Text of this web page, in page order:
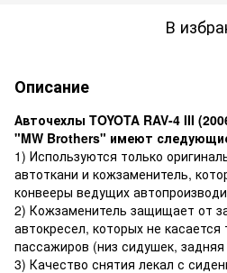
В
Описание
Авточехлы TOYOTA RAV-4 III
"MW Brothers" имеют
1) Используются только
автоткани и кожзаменитель,
конвееры ведущих
2) Кожзаменитель защищает от
автокресел, которых не касается
пассажиров (низ сидушек,
3) Качество снятия лекал с